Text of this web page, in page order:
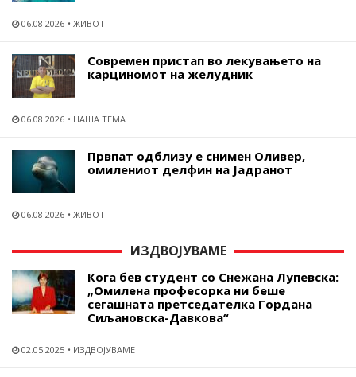
06.08.2026 ЖИВОТ
Современ пристап во лекувањето на
карциномот на желудник
06.08.2026 НАША ТЕМА
Првпат одблизу е снимен Оливер,
омилениот делфин на Јадранот
06.08.2026 ЖИВОТ
ИЗДВОЈУВАМЕ
Кога бев студент со Снежана Лупевска:
„Омилена професорка ни беше
сегашната претседателка Гордана
Сиљановска-Давкова“
02.05.2025 ИЗДВОЈУВАМЕ